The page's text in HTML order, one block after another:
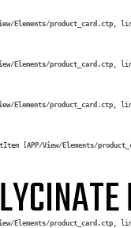
de
Elements/product_card.ctp,
Elements/product_card.ctp,
Elements/product_card.ctp,
[APP/View/Elements/
Elements/product_card.ctp,